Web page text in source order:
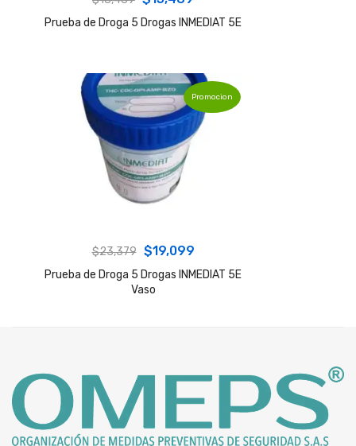
price
price
Prueba de Droga 5 Drogas INMEDIAT 5E
Promocion
$23,379 Original
price
was:
$19,099Current
price
Prueba de Droga 5 Drogas INMEDIAT 5E
Vaso